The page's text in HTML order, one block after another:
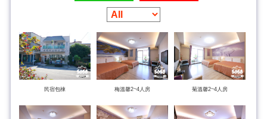
民宿包棟 梅溫馨2~4人房 菊溫馨2~4人房